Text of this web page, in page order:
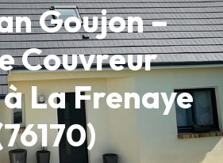
Goujon –
Couvreur
La Frenaye